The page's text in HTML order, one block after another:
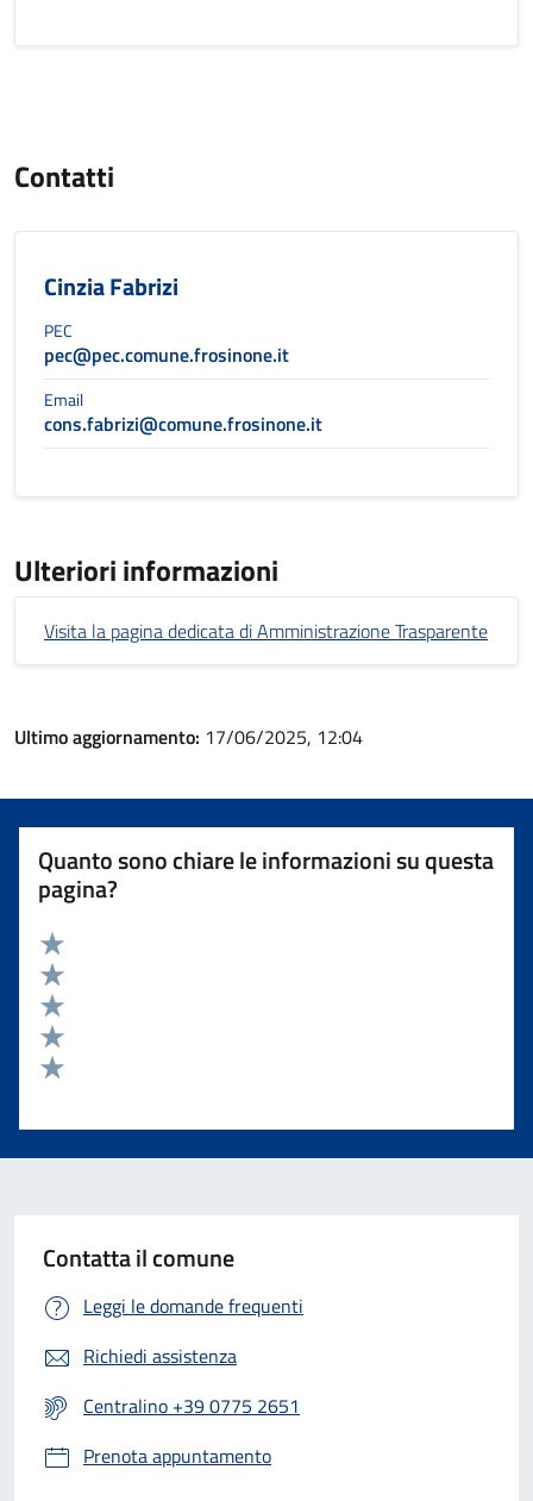
Contatti
Cinzia Fabrizi
PEC
pec@pec.comune.frosinone.it
Email
cons.fabrizi@comune.frosinone.it
Ulteriori informazioni
Visita la pagina dedicata di Amministrazione Trasparente
Ultimo aggiornamento: 17/06/2025, 12:04
Quanto sono chiare le informazioni su questa
pagina?
Valuta 5 stelle su 5
Valuta 4 stelle su 5
Valuta 3 stelle su 5
Valuta 2 stelle su 5
Contatta il comune
Leggi le domande frequenti
Richiedi assistenza
Centralino +39 0775 2651
Prenota appuntamento